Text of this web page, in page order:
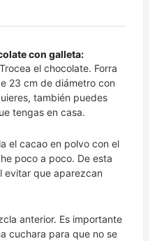
con galleta:
el chocolate. Forra
23 cm de diámetro con
también puedes
tengas en casa.
el cacao en polvo con el
poco a poco. De esta
evitar que aparezcan
anterior. Es importante
cuchara para que no se